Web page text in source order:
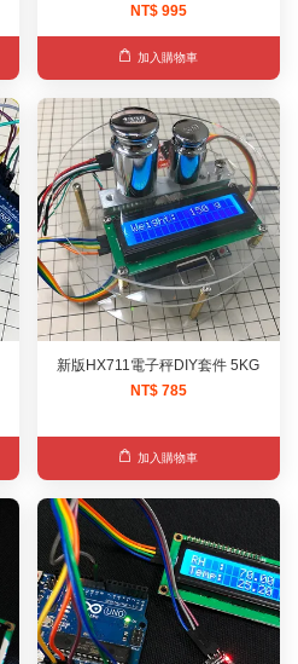
NT$ 995
加入購物車
新版HX711電子秤DIY套件 5KG
NT$ 785
加入購物車